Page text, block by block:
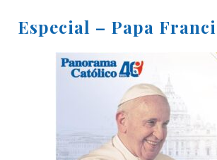
Especial – Papa